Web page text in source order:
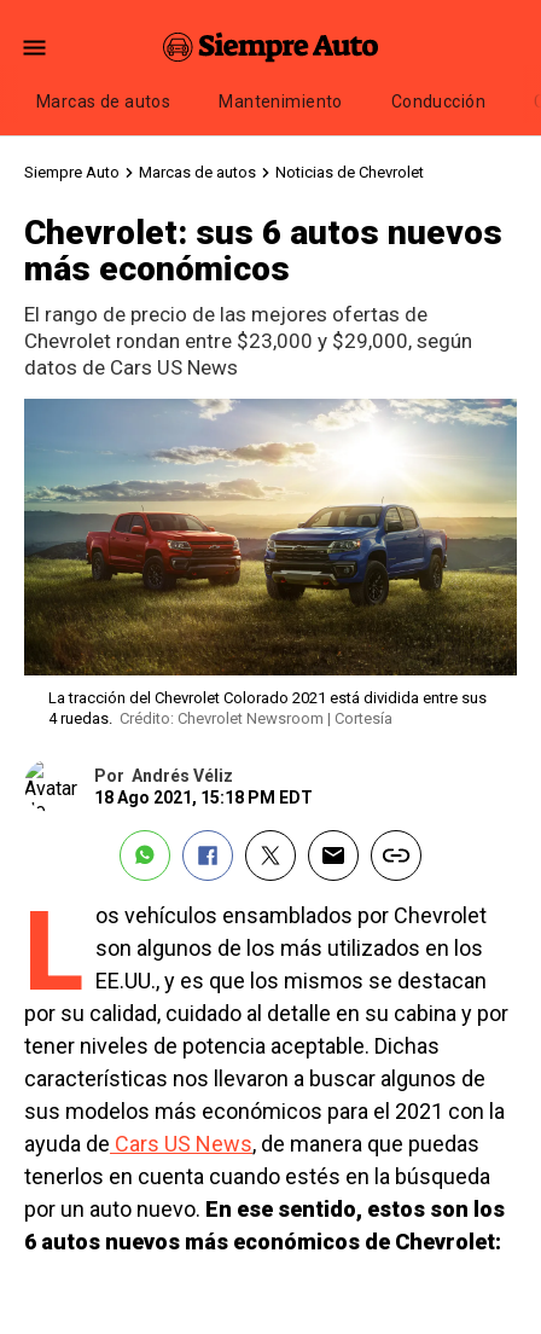
Marcas de autos Mantenimiento Conducción
Siempre Auto Marcas de autos Noticias de Chevrolet
Chevrolet: sus 6 autos nuevos
más económicos
El rango de precio de las mejores ofertas de
Chevrolet rondan entre $23,000 y $29,000, según
datos de Cars US News
La tracción del Chevrolet Colorado 2021 está dividida entre sus
4 ruedas. Crédito: Chevrolet Newsroom | Cortesía
Por Andrés Véliz
18 Ago 2021, 15:18 PM EDT
L os vehículos ensamblados por Chevrolet
son algunos de los más utilizados en los
EE.UU., y es que los mismos se destacan
por su calidad, cuidado al detalle en su cabina y por
tener niveles de potencia aceptable. Dichas
características nos llevaron a buscar algunos de
sus modelos más económicos para el 2021 con la
ayuda de Cars US News, de manera que puedas
tenerlos en cuenta cuando estés en la búsqueda
por un auto nuevo. En ese sentido, estos son los
6 autos nuevos más económicos de Chevrolet: